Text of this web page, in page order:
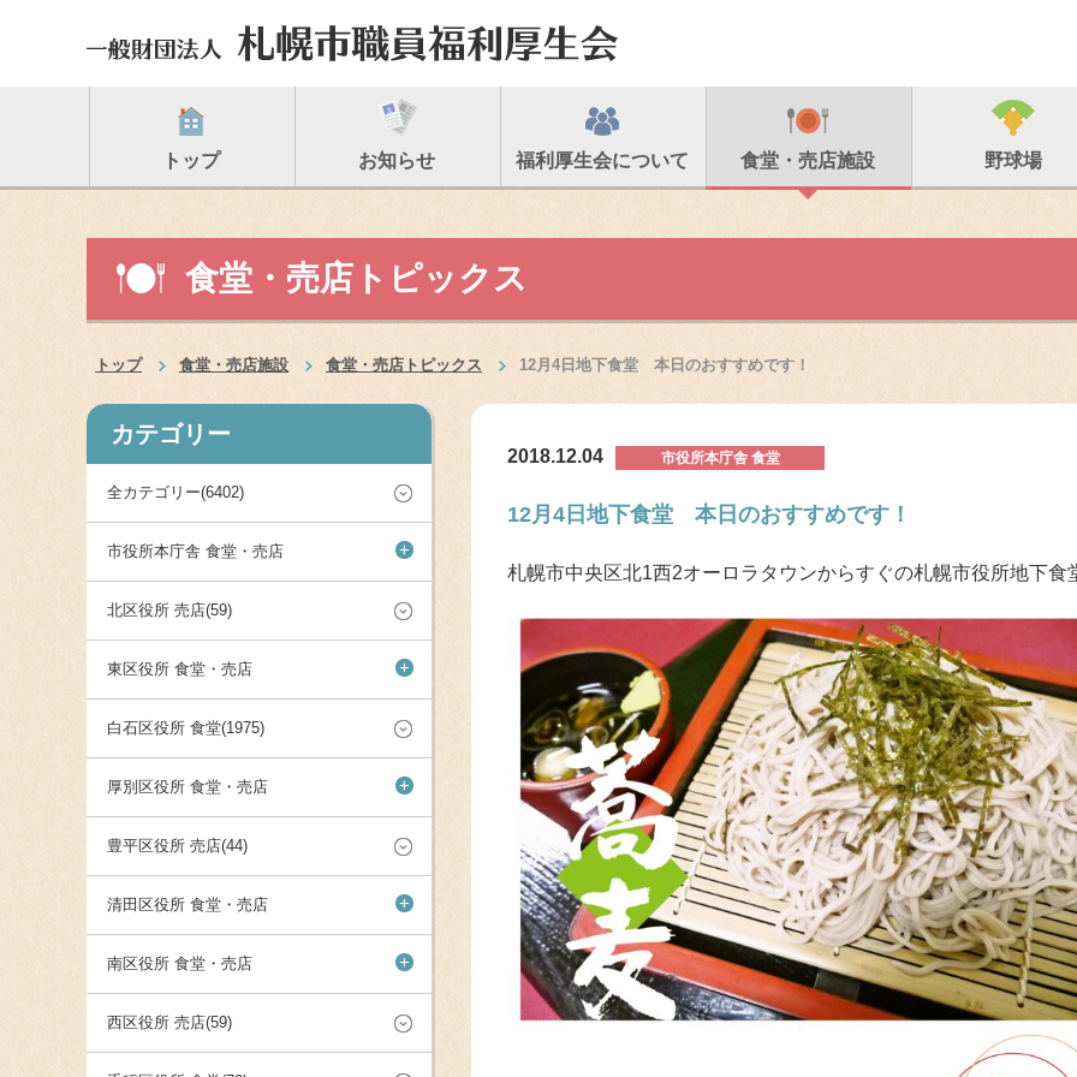
トップ お知らせ 福利厚生会について 食堂・売店施設 野球場
食堂・売店トピックス
トップ 食堂・売店施設 食堂・売店トピックス 12月4日地下食堂 本日のおすすめです！
カテゴリー
全カテゴリー(6402)
市役所本庁舎 食堂・売店 +
北区役所 売店(59)
東区役所 食堂・売店 +
白石区役所 食堂(1975)
厚別区役所 食堂・売店 +
豊平区役所 売店(44)
清田区役所 食堂・売店 +
南区役所 食堂・売店 +
西区役所 売店(59)
2018.12.04 市役所本庁舎 食堂
12月4日地下食堂 本日のおすすめです！
札幌市中央区北1西2オーロラタウンからすぐの札幌市役所地下食